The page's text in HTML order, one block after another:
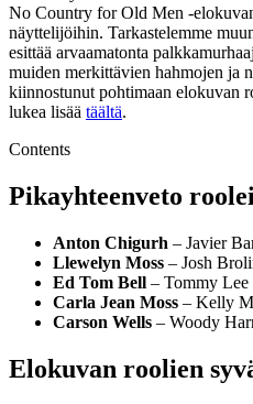
No Country for Old Men -
näyttelijöihin. Tarkastelemme
esittää arvaamatonta
muiden merkittävien hahmojen ja
kiinnostunut pohtimaan elokuvan
lukea lisää täältä.
Contents
Pikayhteenveto
Anton Chigurh – Javier
Llewelyn Moss – Josh
Ed Tom Bell – Tommy Lee
Carla Jean Moss – Kelly
Carson Wells – Woody
Elokuvan roolien